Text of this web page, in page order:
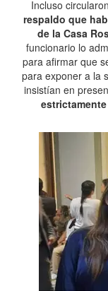
Incluso
respaldo que
de la Casa
funcionario lo
para afirmar que
para exponer a la
insistían en